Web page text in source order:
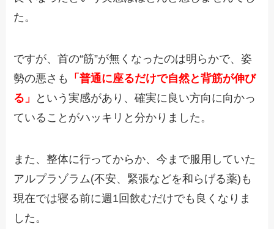
た。
ですが、首の“筋”が無くなったのは明らかで、姿
勢の悪さも
「普通に座るだけで自然と背筋が伸び
る」
という実感があり、確実に良い方向に向かっ
ていることがハッキリと分かりました。
また、整体に行ってからか、今まで服用していた
アルプラゾラム(不安、緊張などを和らげる薬)も
現在では寝る前に週1回飲むだけでも良くなりま
した。